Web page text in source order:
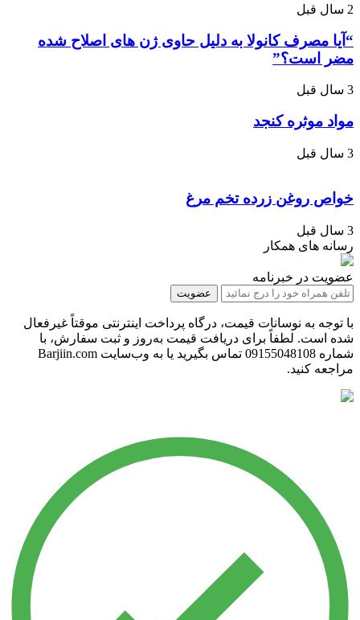
2 سال قبل
“آیا مصرف کانولا به دلیل حاوی ژن های اصلاح شده
مضر است؟”
3 سال قبل
مواد موثره کنجد
3 سال قبل
خواص روغن زرده تخم مرغ
3 سال قبل
رسانه های همکار
عضویت در خبرنامه
عضویت
با توجه به نوسانات قیمت، درگاه پرداخت اینترنتی موقتاً غیرفعال
شده است. لطفاً برای دریافت قیمت به‌روز و ثبت سفارش، با
شماره 09155048108 تماس بگیرید یا به وب‌سایت Barjiin.com
مراجعه کنید.